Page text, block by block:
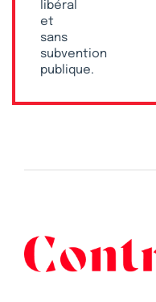
libéral
et
sans
subvention
publique.